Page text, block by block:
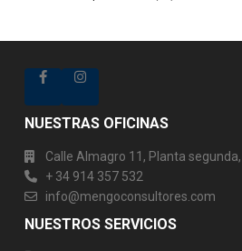
NUESTRAS OFICINAS
Calle Almagro 11, Planta
+ 34 914 357 532
info@mengoconsultores.com
NUESTROS SERVICIOS